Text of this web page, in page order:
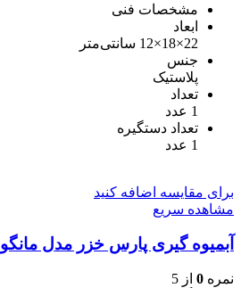
مشخصات فنی
ابعاد
22×18×12 سانتی‌متر
جنس
پلاستیک
تعداد
1 عدد
تعداد دستگیره
1 عدد
برای مقایسه اضافه کنید
مشاهده سریع
آبمیوه گیری پارس خزر مدل مانگو MANGO
نمره 0 از 5